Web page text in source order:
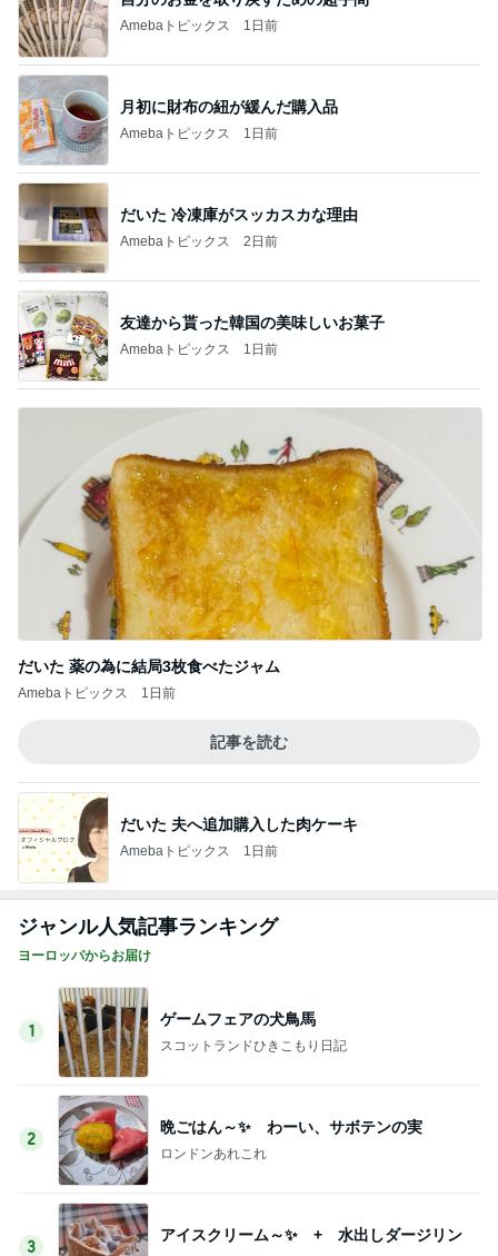
Amebaトピックス 1日前
月初に財布の紐が緩んだ購入品
Amebaトピックス 1日前
だいた 冷凍庫がスッカスカな理由
Amebaトピックス 2日前
友達から貰った韓国の美味しいお菓子
Amebaトピックス 1日前
だいた 薬の為に結局3枚食べたジャム
Amebaトピックス 1日前
記事を読む
だいた 夫へ追加購入した肉ケーキ
Amebaトピックス 1日前
ジャンル人気記事ランキング
ヨーロッパからお届け
1
ゲームフェアの犬鳥馬
スコットランドひきこもり日記
2
晩ごはん～✨ わーい、サボテンの実
ロンドンあれこれ
3
アイスクリーム～✨ + 水出しダージリン